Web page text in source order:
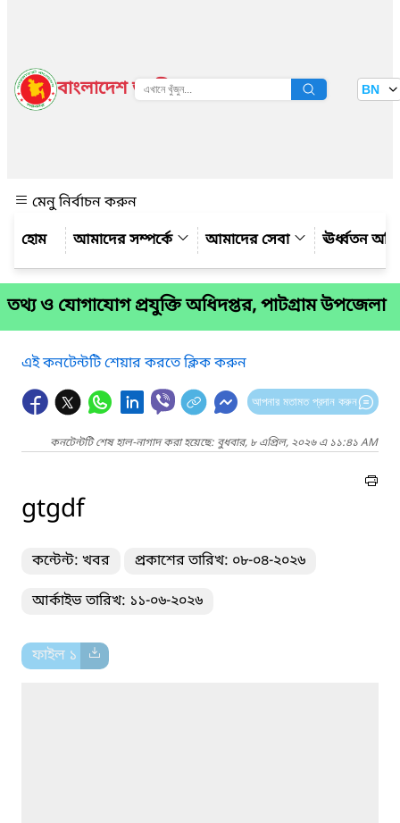
বাংলাদেশ জাতীয় তথ্য বাতায়ন BN
মেনু নির্বাচন করুন
আমাদের সম্পর্কে
আমাদের সেবা ঊর্ধ্বতন
তথ্য ও যোগাযোগ প্রযুক্তি অধিদপ্তর, পাটগ্রাম উপজেলা
এই কনটেন্টটি শেয়ার করতে ক্লিক করুন
আপনার মতামত প্রদান করুন
কনটেন্টটি শেষ হাল-নাগাদ করা হয়েছে: বুধবার, ৮ এপ্রিল, ২০২৬ এ ১১:৪১ AM
gtgdf
কন্টেন্ট: খবর প্রকাশের তারিখ: ০৮-০৪-২০২৬
আর্কাইভ তারিখ: ১১-০৬-২০২৬
ফাইল ১